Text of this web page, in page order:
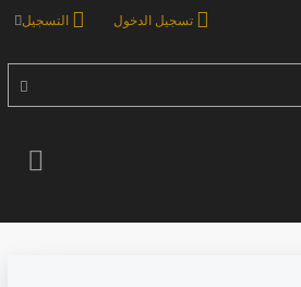
التسجيل تسجيل الدخول